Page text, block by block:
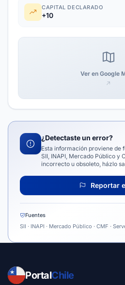
CAPITAL DECLARADO
+10
Ver en Google
¿Detectaste un error?
Esta información proviene de
SII, INAPI, Mercado Público y
incorrecto u obsoleto, házlo
Reportar
Fuentes
SII · INAPI · Mercado Público · CMF ·
PortalChile